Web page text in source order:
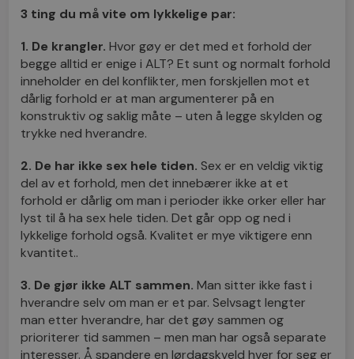
3 ting du må vite om lykkelige par:
1. De krangler.Hvor gøy er det med et forhold der
begge alltid er enige i ALT? Et sunt og normalt forhold
inneholder en del konflikter, men forskjellen mot et
dårlig forhold er at man argumenterer på en
konstruktiv og saklig måte – uten å legge skylden og
trykke ned hverandre.
2. De har ikke sex hele tiden. Sex er en veldig viktig
del av et forhold, men det innebærer ikke at et
forhold er dårlig om man i perioder ikke orker eller har
lyst til å ha sex hele tiden. Det går opp og ned i
lykkelige forhold også. Kvalitet er mye viktigere enn
kvantitet..
3. De gjør ikke ALT sammen.Man sitter ikke fast i
hverandre selv om man er et par. Selvsagt lengter
man etter hverandre, har det gøy sammen og
prioriterer tid sammen – men man har også separate
interesser. Å spandere en lørdagskveld hver for seg er